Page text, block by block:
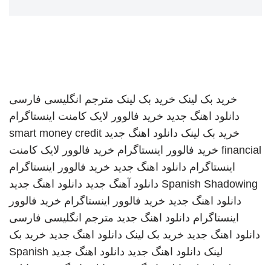
خرید بک لینک خرید بک لینک مترجم انگلیسی فارسی
دانلود اهنگ جدید خرید فالوور لایک کامنت اینستاگرام
خرید بک لینک دانلود اهنگ جدید smart money credit
financial خرید فالوور اینستاگرام خرید فالوور لایک کامنت
اینستاگرام دانلود اهنگ جدید خرید فالوور اینستاگرام
Spanish Shadowing دانلود آهنگ جدید دانلود اهنگ جدید
دانلود اهنگ جدید خرید فالوور اینستاگرام خرید فالوور
اینستاگرام دانلود اهنگ جدید مترجم انگلیسی فارسی
دانلود اهنگ جدید خرید بک لینک دانلود اهنگ جدید خرید بک
لینک دانلود اهنگ جدید دانلود اهنگ جدید Spanish